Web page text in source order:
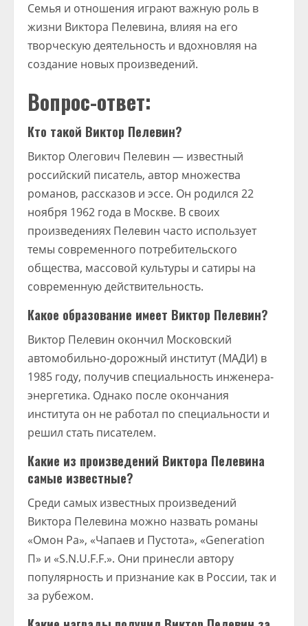
Семья и отношения играют важную роль в
жизни Виктора Пелевина, влияя на его
творческую деятельность и вдохновляя на
создание новых произведений.
Вопрос-ответ:
Кто такой Виктор Пелевин?
Виктор Олегович Пелевин — известный
российский писатель, автор множества
романов, рассказов и эссе. Он родился 22
ноября 1962 года в Москве. В своих
произведениях Пелевин часто использует
темы современного потребительского
общества, массовой культуры и сатиры на
современную действительность.
Какое образование имеет Виктор Пелевин?
Виктор Пелевин окончил Московский
автомобильно-дорожный институт (МАДИ) в
1985 году, получив специальность инженера-
энергетика. Однако после окончания
института он не работал по специальности и
решил стать писателем.
Какие из произведений Виктора Пелевина
самые известные?
Среди самых известных произведений
Виктора Пелевина можно назвать романы
«Омон Ра», «Чапаев и Пустота», «Generation
П» и «S.N.U.F.F.». Они принесли автору
популярность и признание как в России, так и
за рубежом.